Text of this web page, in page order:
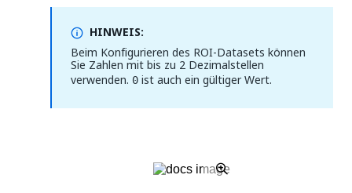
HINWEIS:
Beim Konfigurieren des ROI-Datasets können
Sie Zahlen mit bis zu 2 Dezimalstellen
verwenden. 0 ist auch ein gültiger Wert.